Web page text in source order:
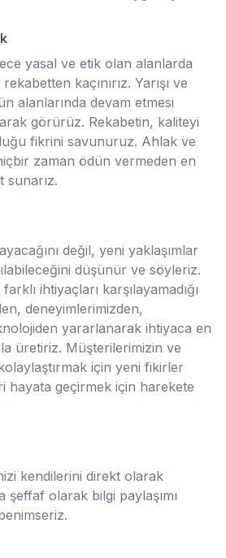
yasal ve etik olan alanlarda
kaçınırız. Yarışı ve
alanlarında devam etmesi
görürüz. Rekabetin, kaliteyi
fikrini savunuruz. Ahlak ve
zaman ödün vermeden en
sunarız.
değil, yeni yaklaşımlar
düşünür ve söyleriz.
ihtiyaçları karşılayamadığı
deneyimlerimizden,
yararlanarak ihtiyaca en
üretiriz. Müşterilerimizin ve
için yeni fikirler
hayata geçirmek için harekete
kendilerini direkt olarak
olarak bilgi paylaşımı